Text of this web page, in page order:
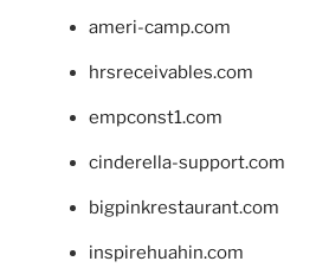
ameri-camp.com
hrsreceivables.com
empconst1.com
cinderella-support.com
bigpinkrestaurant.com
inspirehuahin.com